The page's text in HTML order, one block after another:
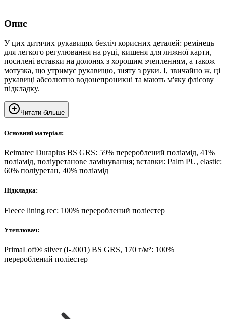
Опис
У цих дитячих рукавицях безліч корисних деталей: ремінець
для легкого регулювання на руці, кишеня для лижної карти,
посилені вставки на долонях з хорошим зчепленням, а також
мотузка, що утримує рукавицю, зняту з руки. І, звичайно ж, ці
рукавиці абсолютно водонепроникні та мають м'яку флісову
підкладку.
Читати більше
Основний матеріал:
Reimatec Duraplus BS GRS: 59% перероблений поліамід, 41%
поліамід, поліуретанове ламінування; вставки: Palm PU, elastic:
60% поліуретан, 40% поліамід
Підкладка:
Fleece lining rec: 100% перероблений поліестер
Утеплювач:
PrimaLoft® silver (I-2001) BS GRS, 170 г/м²: 100%
перероблений поліестер